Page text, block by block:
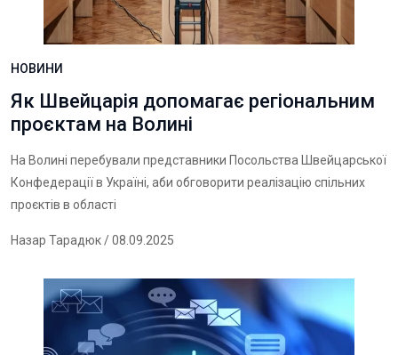
НОВИНИ
Як Швейцарія допомагає регіональним
проєктам на Волині
На Волині перебували представники Посольства Швейцарської
Конфедерації в Україні, аби обговорити реалізацію спільних
проєктів в області
Назар Тарадюк/ 08.09.2025